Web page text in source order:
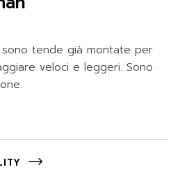
sono tende già montate per
veloci e leggeri. Sono